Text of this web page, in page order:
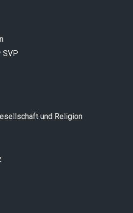
SVP
und Religion